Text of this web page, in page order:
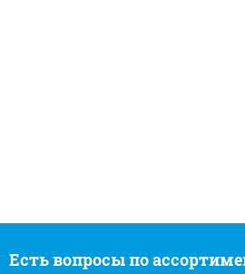
Есть вопросы по